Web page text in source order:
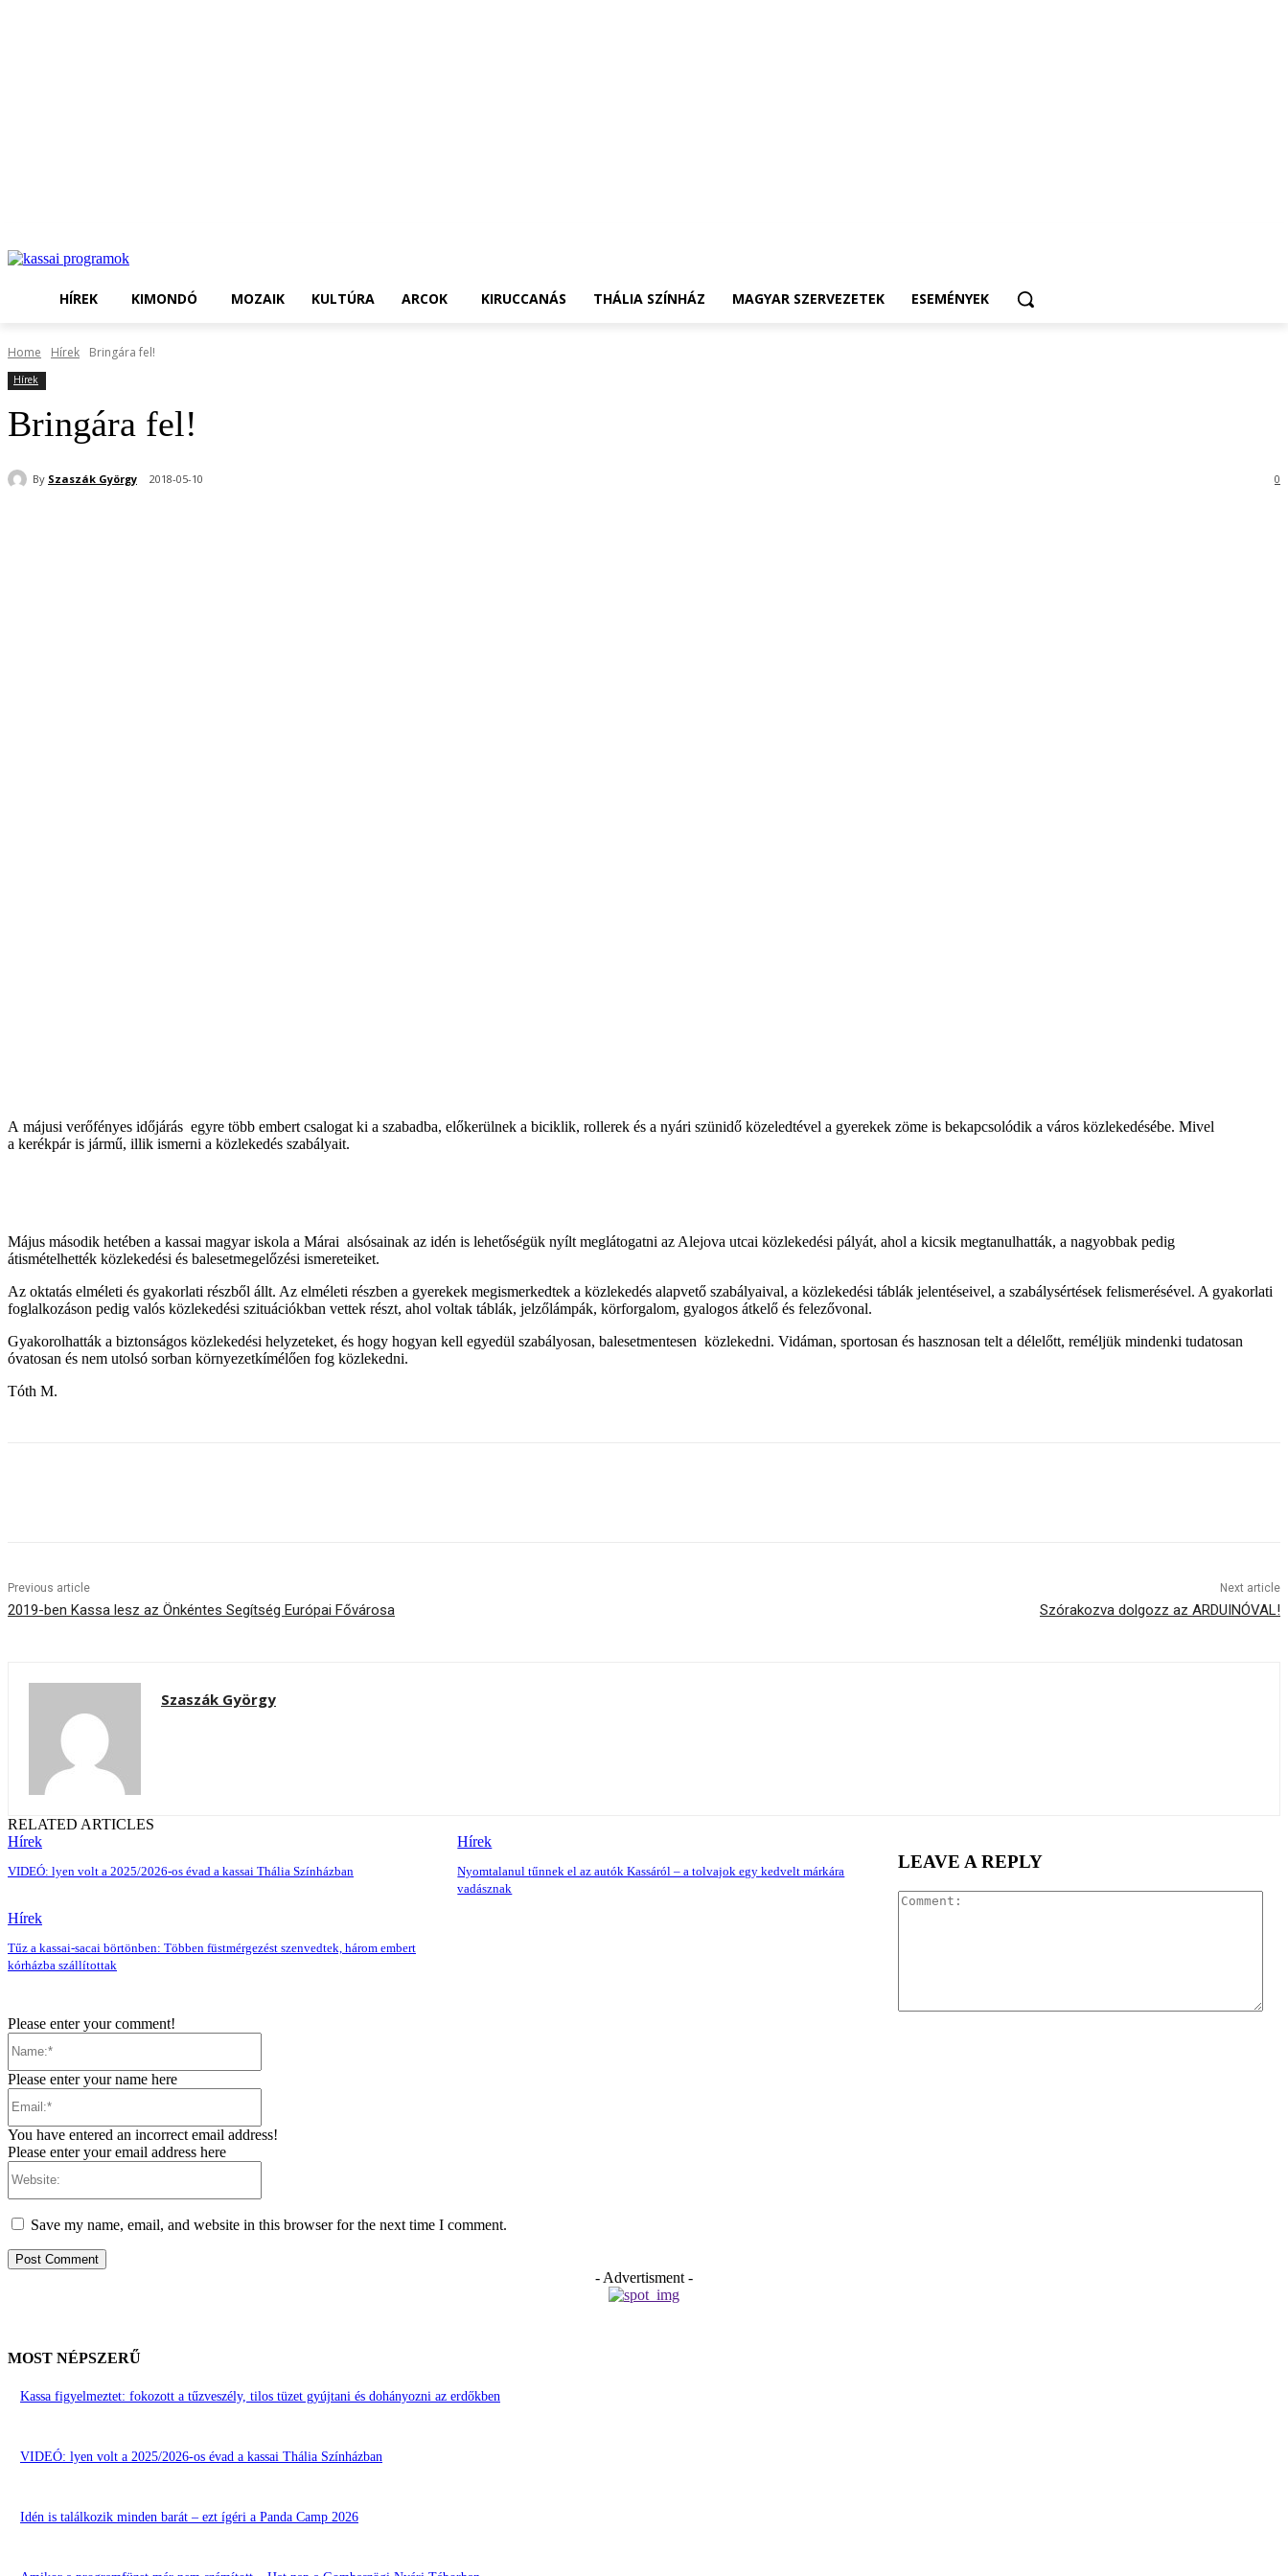
HÍREK KIMONDÓ MOZAIK KULTÚRA ARCOK KIRUCCANÁS THÁLIA SZÍNHÁZ MAGYAR SZERVEZETEK ESEMÉNYEK
Home Hírek Bringára fel!
Hírek
Bringára fel!
By Szaszák György 2018-05-10 0
A májusi verőfényes időjárás egyre több embert csalogat ki a szabadba, előkerülnek a biciklik, rollerek és a nyári szünidő közeledtével a gyerekek zöme is bekapcsolódik a város közlekedésébe. Mivel
a kerékpár is jármű, illik ismerni a közlekedés szabályait.
Május második hetében a kassai magyar iskola a Márai alsósainak az idén is lehetőségük nyílt meglátogatni az Alejova utcai közlekedési pályát, ahol a kicsik megtanulhatták, a nagyobbak pedig
átismételhették közlekedési és balesetmegelőzési ismereteiket.
Az oktatás elméleti és gyakorlati részből állt. Az elméleti részben a gyerekek megismerkedtek a közlekedés alapvető szabályaival, a közlekedési táblák jelentéseivel, a szabálysértések felismerésével. A gyakorlati
foglalkozáson pedig valós közlekedési szituációkban vettek részt, ahol voltak táblák, jelzőlámpák, körforgalom, gyalogos átkelő és felezővonal.
Gyakorolhatták a biztonságos közlekedési helyzeteket, és hogy hogyan kell egyedül szabályosan, balesetmentesen közlekedni. Vidáman, sportosan és hasznosan telt a délelőtt, reméljük mindenki tudatosan
óvatosan és nem utolsó sorban környezetkímélően fog közlekedni.
Tóth M.
Previous article
2019-ben Kassa lesz az Önkéntes Segítség Európai Fővárosa
Next article
Szórakozva dolgozz az ARDUINÓVAL!
Szaszák György
RELATED ARTICLES
Hírek
VIDEÓ: lyen volt a 2025/2026-os évad a kassai Thália Színházban
Hírek
Nyomtalanul tűnnek el az autók Kassáról – a tolvajok egy kedvelt márkára
vadásznak
Hírek
Tűz a kassai-sacai börtönben: Többen füstmérgezést szenvedtek, három embert
kórházba szállítottak
LEAVE A REPLY
Please enter your comment!
Please enter your name here
You have entered an incorrect email address!
Please enter your email address here
Save my name, email, and website in this browser for the next time I comment.
- Advertisment -
MOST NÉPSZERŰ
Kassa figyelmeztet: fokozott a tűzveszély, tilos tüzet gyújtani és dohányozni az erdőkben
VIDEÓ: lyen volt a 2025/2026-os évad a kassai Thália Színházban
Idén is találkozik minden barát – ezt ígéri a Panda Camp 2026